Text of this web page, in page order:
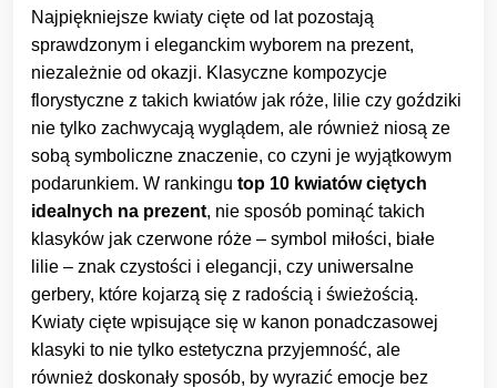
Najpiękniejsze kwiaty cięte od lat pozostają
sprawdzonym i eleganckim wyborem na prezent,
niezależnie od okazji. Klasyczne kompozycje
florystyczne z takich kwiatów jak róże, lilie czy goździki
nie tylko zachwycają wyglądem, ale również niosą ze
sobą symboliczne znaczenie, co czyni je wyjątkowym
podarunkiem. W rankingu top 10 kwiatów ciętych
idealnych na prezent, nie sposób pominąć takich
klasyków jak czerwone róże – symbol miłości, białe
lilie – znak czystości i elegancji, czy uniwersalne
gerbery, które kojarzą się z radością i świeżością.
Kwiaty cięte wpisujące się w kanon ponadczasowej
klasyki to nie tylko estetyczna przyjemność, ale
również doskonały sposób, by wyrazić emocje bez